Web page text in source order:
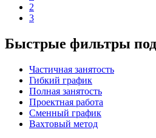
2
3
Быстрые фильтры
Частичная занятость
Гибкий график
Полная занятость
Проектная работа
Сменный график
Вахтовый метод